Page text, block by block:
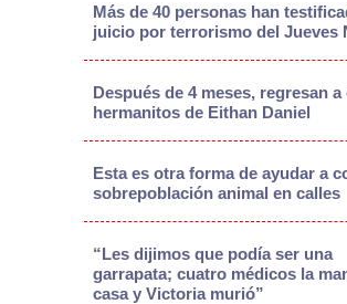
Más de 40 personas han
juicio por terrorismo del Jueves
Después de 4 meses, regresan a
hermanitos de Eithan Daniel
Esta es otra forma de ayudar a
sobrepoblación animal en calles
“Les dijimos que podía ser una
garrapata; cuatro médicos la
casa y Victoria murió”